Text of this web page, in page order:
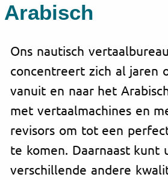
Arabisch
Ons nautisch
concentreert zich al jaren
vanuit en naar het
met vertaalmachines en
revisors om tot een
te komen. Daarnaast kunt
verschillende andere